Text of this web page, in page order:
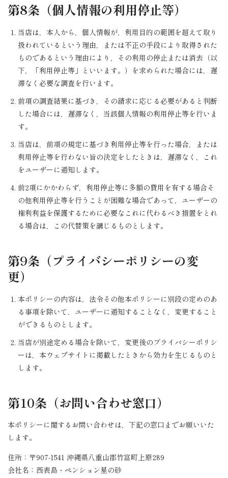
第8条（個人情報の利用停止等）
当店は，本人から，個人情報が，利用目的の範囲を超えて取り
扱われているという理由，または不正の手段により取得された
ものであるという理由により，その利用の停止または消去（以
下，「利用停止等」といいます。）を求められた場合には，遅
滞なく必要な調査を行います。
前項の調査結果に基づき，その請求に応じる必要があると判断
した場合には，遅滞なく，当該個人情報の利用停止等を行いま
す。
当店は，前項の規定に基づき利用停止等を行った場合，または
利用停止等を行わない旨の決定をしたときは，遅滞なく，これ
をユーザーに通知します。
前2項にかかわらず，利用停止等に多額の費用を有する場合そ
の他利用停止等を行うことが困難な場合であって，ユーザーの
権利利益を保護するために必要なこれに代わるべき措置をとれ
る場合は，この代替策を講じるものとします。
第9条（プライバシーポリシーの変
更）
本ポリシーの内容は，法令その他本ポリシーに別段の定めのあ
る事項を除いて，ユーザーに通知することなく，変更すること
ができるものとします。
当店が別途定める場合を除いて，変更後のプライバシーポリシ
ーは，本ウェブサイトに掲載したときから効力を生じるものと
します。
第10条（お問い合わせ窓口）
本ポリシーに関するお問い合わせは，下記の窓口までお願いいた
します。
住所：〒907-1541 沖縄県八重山郡竹富町上原289
会社名：西表島・ペンション星の砂